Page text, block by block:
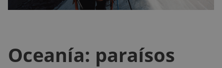
Oceanía: paraísos